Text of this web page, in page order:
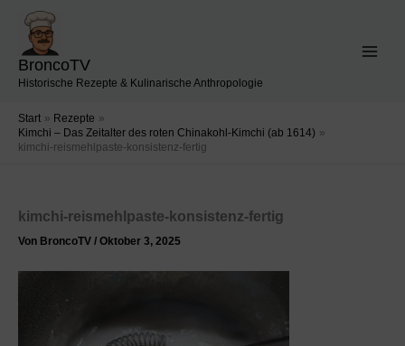
Inhalt
springen
BroncoTV
Historische Rezepte & Kulinarische Anthropologie
Start
Rezepte
Kimchi – Das Zeitalter des roten Chinakohl-Kimchi (ab 1614)
kimchi-reismehlpaste-konsistenz-fertig
kimchi-reismehlpaste-konsistenz-fertig
Von BroncoTV / Oktober 3, 2025